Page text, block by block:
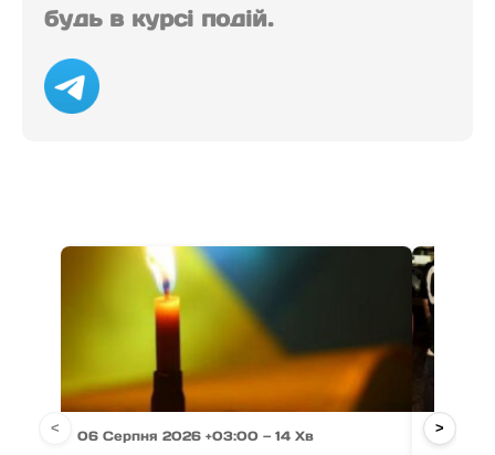
будь в курсі подій.
06 Серпня 2026 +03:00 — 14 Хв 06
< >